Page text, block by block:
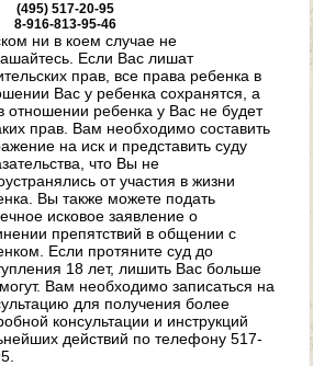
(495) 517-20-95
8-916-813-95-46
ни в коем случае не
Если Вас лишат
прав, все права ребенка в
Вас у ребенка сохранятся, а
отношении ребенка у Вас не будет
прав. Вам необходимо составить
на иск и представить суду
что Вы не
от участия в жизни
Вы также можете подать
исковое заявление о
препятствий в общении с
Если протяните суд до
18 лет, лишить Вас больше
Вам необходимо записаться на
для получения более
консультации и инструкций
действий по телефону 517-